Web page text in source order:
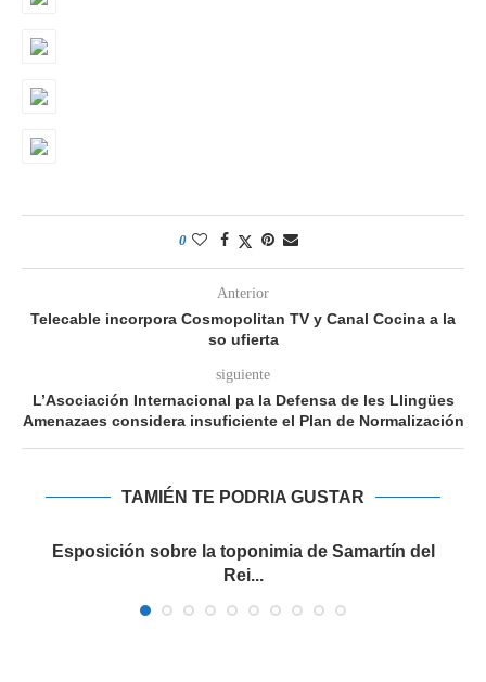
0
Anterior
Telecable incorpora Cosmopolitan TV y Canal Cocina a la
so ufierta
siguiente
L’Asociación Internacional pa la Defensa de les Llingües
Amenazaes considera insuficiente el Plan de Normalización
TAMIÉN TE PODRIA GUSTAR
Esposición sobre la toponimia de Samartín del
Rei...